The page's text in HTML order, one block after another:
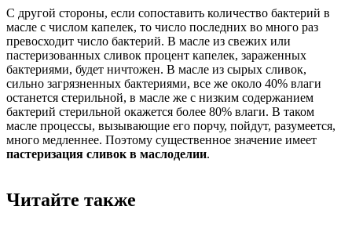
С другой стороны, если сопоставить количество бактерий в
масле с числом капелек, то число последних во много раз
превосходит число бактерий. В масле из свежих или
пастеризованных сливок процент капелек, зараженных
бактериями, будет ничтожен. В масле из сырых сливок,
сильно загрязненных бактериями, все же около 40% влаги
останется стерильной, в масле же с низким содержанием
бактерий стерильной окажется более 80% влаги. В таком
масле процессы, вызывающие его порчу, пойдут, разумеется,
много медленнее. Поэтому существенное значение имеет
пастеризация сливок в маслоделии.
Читайте также